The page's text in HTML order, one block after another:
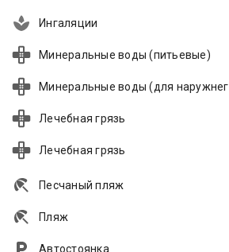
Ингаляции
Минеральные воды (питьевые)
Минеральные воды (для
Лечебная грязь
Лечебная грязь
Песчаный пляж
Пляж
Автостоянка